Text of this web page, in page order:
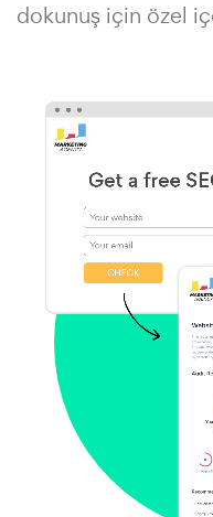
dokunuş için özel